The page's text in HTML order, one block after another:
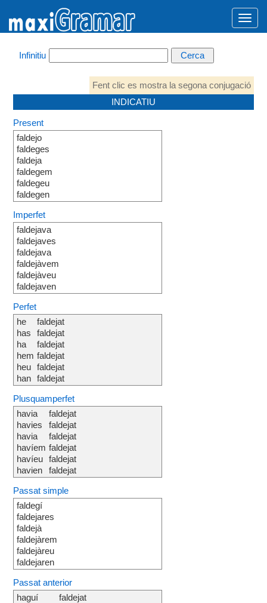
Infinitiu
Fent clic es mostra la segona conjugació
INDICATIU
Present
faldejo
faldeges
faldeja
faldegem
faldegeu
faldegen
Imperfet
faldejava
faldejaves
faldejava
faldejàvem
faldejàveu
faldejaven
Perfet
he
has
ha
hem
heu
han
faldejat
faldejat
faldejat
faldejat
faldejat
faldejat
Plusquamperfet
havia
havies
havia
havíem
havíeu
havien
faldejat
faldejat
faldejat
faldejat
faldejat
faldejat
Passat simple
faldegí
faldejares
faldejà
faldejàrem
faldejàreu
faldejaren
Passat anterior
haguí
faldejat